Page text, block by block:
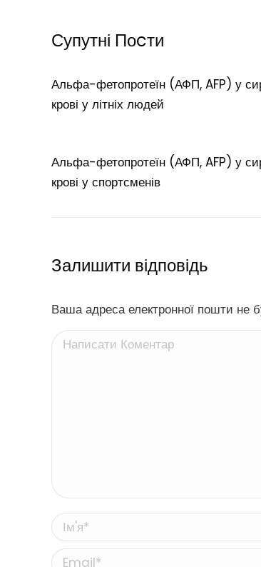
Супутні Поcти
Альфа-фетопротеїн (АФП, AFP) у
крові у літніх людей
Альфа-фетопротеїн (АФП, AFP) у
крові у спортсменів
Залишити відповідь
Ваша адреса електронної пошти не
Написати Коментар
Ім'я *
Email *